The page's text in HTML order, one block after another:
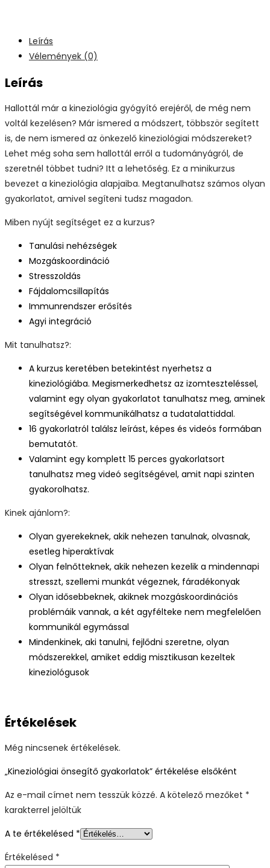
Leírás
Vélemények (0)
Leírás
Hallottál már a kineziológia gyógyító erejéről, de még nem
voltál kezelésen? Már ismered a módszert, többször segített
is, de nem ismered az önkezelő kineziológiai módszereket?
Lehet még soha sem hallottál erről a tudományágról, de
szeretnél többet tudni? Itt a lehetőség. Ez a minikurzus
bevezet a kineziológia alapjaiba. Megtanulhatsz számos olyan
gyakorlatot, amivel segíteni tudsz magadon.
Miben nyújt segítséget ez a kurzus?
Tanulási nehézségek
Mozgáskoordináció
Stresszoldás
Fájdalomcsillapítás
Immunrendszer erősítés
Agyi integráció
Mit tanulhatsz?:
A kurzus keretében betekintést nyerhetsz a
kineziológiába. Megismerkedhetsz az izomteszteléssel,
valamint egy olyan gyakorlatot tanulhatsz meg, aminek
segítségével kommunikálhatsz a tudatalattiddal.
16 gyakorlatról találsz leírást, képes és videós formában
bemutatót.
Valamint egy komplett 15 perces gyakorlatsort
tanulhatsz meg videó segítségével, amit napi szinten
gyakorolhatsz.
Kinek ajánlom?:
Olyan gyerekeknek, akik nehezen tanulnak, olvasnak,
esetleg hiperaktívak
Olyan felnőtteknek, akik nehezen kezelik a mindennapi
stresszt, szellemi munkát végeznek, fáradékonyak
Olyan idősebbeknek, akiknek mozgáskoordinációs
problémáik vannak, a két agyfélteke nem megfelelően
kommunikál egymással
Mindenkinek, aki tanulni, fejlődni szeretne, olyan
módszerekkel, amiket eddig misztikusan kezeltek
kineziológusok
Értékelések
Még nincsenek értékelések.
„Kineziológiai önsegítő gyakorlatok” értékelése elsőként
Az e-mail címet nem tesszük közzé. A kötelező mezőket *
karakterrel jelöltük
A te értékelésed *
Értékelésed *